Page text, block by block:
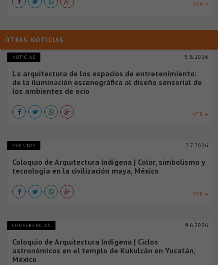
VER +
OTRAS NOTICIAS
NOTICIAS 5.8.2026
La arquitectura de los espacios de entretenimiento:
de la iluminación escenográfica al diseño sensorial de
los ambientes de ocio
VER +
EVENTOS 7.7.2026
Coloquio de Arquitectura Indígena | Color, simbolismo y
tecnología en la civilización maya, México
VER +
CONFERENCIAS 9.6.2026
Coloquio de Arquitectura Indígena | Ciclos
astronómicos en el templo de Kukulcán en Yucatán,
México